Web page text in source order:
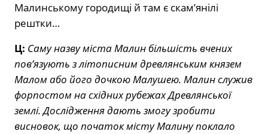
Малинському городищі й там є скам’янілі
рештки…
Ц: Саму назву міста Малин більшість вчених
пов’язують з літописним древлянським князем
Малом або його дочкою Малушею. Малин служив
форпостом на східних рубежах Древлянської
землі. Дослідження дають змогу зробити
висновок, що початок місту Малину поклало